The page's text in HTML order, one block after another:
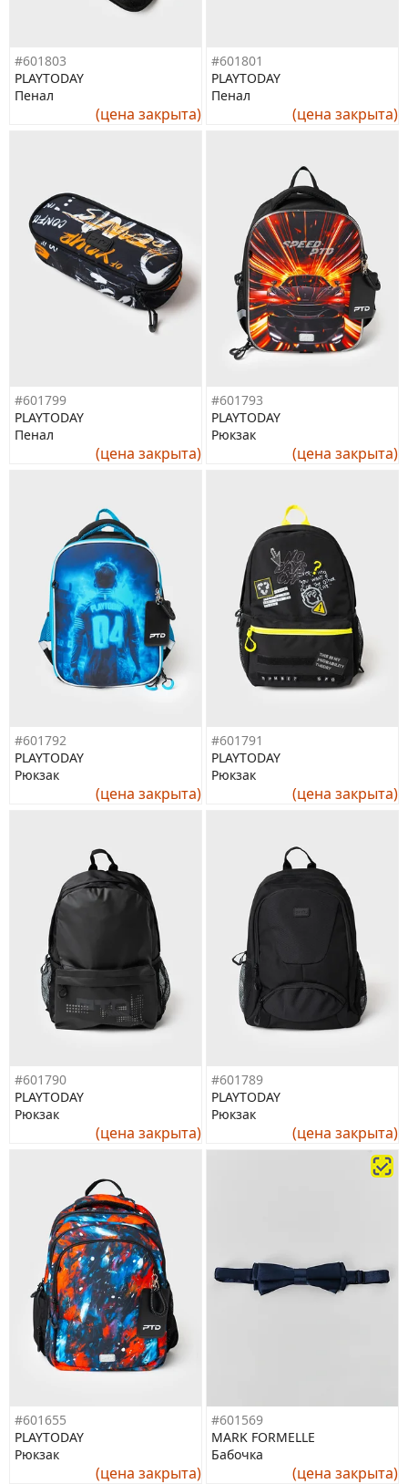
#601803
PLAYTODAY
Пенал
(цена закрыта)
#601801
PLAYTODAY
Пенал
(цена закрыта)
#601799
PLAYTODAY
Пенал
(цена закрыта)
#601793
PLAYTODAY
Рюкзак
(цена закрыта)
#601792
PLAYTODAY
Рюкзак
(цена закрыта)
#601791
PLAYTODAY
Рюкзак
(цена закрыта)
#601790
PLAYTODAY
Рюкзак
(цена закрыта)
#601789
PLAYTODAY
Рюкзак
(цена закрыта)
#601655
PLAYTODAY
Рюкзак
(цена закрыта)
#601569
MARK FORMELLE
Бабочка
(цена закрыта)